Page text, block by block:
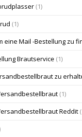
(1)
(1)
eine Mail -Bestellung zu
Brautservice (1)
zu
(1)
Reddit